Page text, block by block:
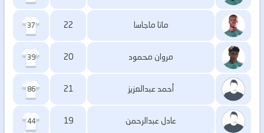
ماتا ماجاسا 22
37
مروان محمود 20
39
أحمد عبدالعزيز 21
86
عادل عبدالرحمن 19
44